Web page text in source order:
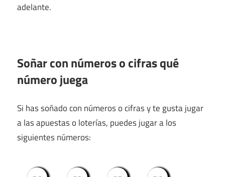
adelante.
Soñar con números o cifras qué
número juega
Si has soñado con números o cifras y te gusta jugar
a las apuestas o loterías, puedes jugar a los
siguientes números: